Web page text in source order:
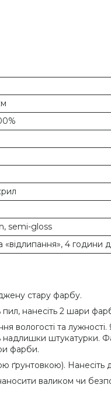
semi-gloss
«відлипання», 4 години
стару фарбу.
нанесіть 2 шари
вологості та
надлишки штукатурки.
фарби.
ґрунтовкою).
валиком чи